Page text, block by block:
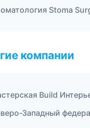
Stoma
компании
Build
Западный